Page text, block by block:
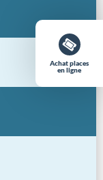
Achat places
en ligne